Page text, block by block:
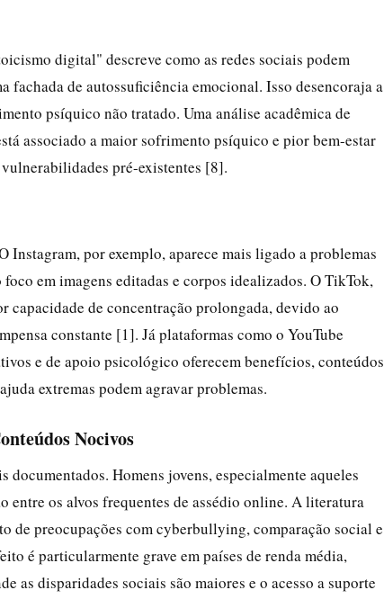
digital" descreve como as redes sociais podem
fachada de autossuficiência emocional. Isso desencoraja a
psíquico não tratado. Uma análise acadêmica de
associado a maior sofrimento psíquico e pior bem-estar
pré-existentes [8].
Instagram, por exemplo, aparece mais ligado a problemas
em imagens editadas e corpos idealizados. O TikTok,
capacidade de concentração prolongada, devido ao
constante [1]. Já plataformas como o YouTube
e de apoio psicológico oferecem benefícios, conteúdos
extremas podem agravar problemas.
Nocivos
Homens jovens, especialmente aqueles
entre os alvos frequentes de assédio online. A literatura
de preocupações com cyberbullying, comparação social e
é particularmente grave em países de renda média,
as disparidades sociais são maiores e o acesso a suporte